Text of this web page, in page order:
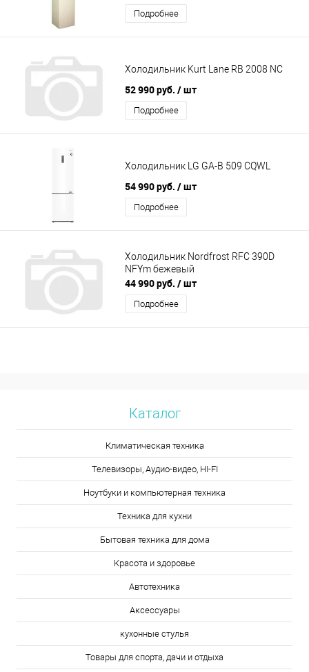
Подробнее
Холодильник Kurt Lane RB 2008 NC
52 990 руб. / шт
Подробнее
Холодильник LG GA-B 509 CQWL
54 990 руб. / шт
Подробнее
Холодильник Nordfrost RFC 390D
NFYm бежевый
44 990 руб. / шт
Подробнее
Каталог
Климатическая техника
Телевизоры, Аудио-видео, HI-FI
Ноутбуки и компьютерная техника
Техника для кухни
Бытовая техника для дома
Красота и здоровье
Автотехника
Аксессуары
кухонные стулья
Товары для спорта, дачи и отдыха